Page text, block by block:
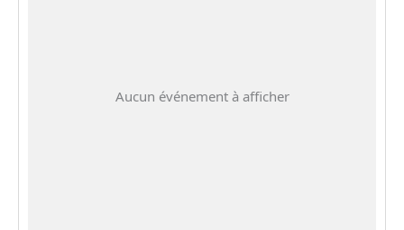
Aucun événement à afficher